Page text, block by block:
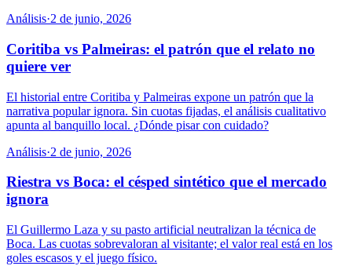
Análisis·2 de junio, 2026
Coritiba vs Palmeiras: el patrón que el relato no
quiere ver
El historial entre Coritiba y Palmeiras expone un patrón que la
narrativa popular ignora. Sin cuotas fijadas, el análisis cualitativo
apunta al banquillo local. ¿Dónde pisar con cuidado?
Análisis·2 de junio, 2026
Riestra vs Boca: el césped sintético que el mercado
ignora
El Guillermo Laza y su pasto artificial neutralizan la técnica de
Boca. Las cuotas sobrevaloran al visitante; el valor real está en los
goles escasos y el juego físico.